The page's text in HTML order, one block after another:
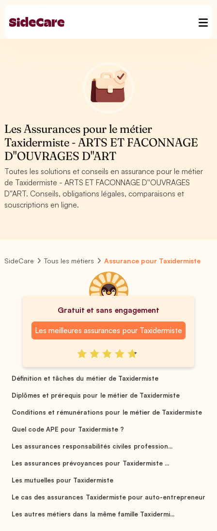
Les Assurances pour le métier
Taxidermiste - ARTS ET FACONNAGE
D''OUVRAGES D''ART
Toutes les solutions et conseils en assurance pour le métier
de Taxidermiste - ARTS ET FACONNAGE D''OUVRAGES
D''ART. Conseils, obligations légales, comparaisons et
souscriptions en ligne.
SideCare Tous les métiers Assurance pour Taxidermiste
Gratuit et sans engagement
Les meilleures assurances pour Taxidermiste
Définition et tâches du métier de Taxidermiste
Diplômes et prérequis pour le métier de Taxidermiste
Conditions et rémunérations pour le métier de Taxidermiste
Quel code APE pour Taxidermiste ?
Les assurances responsabilités civiles profession...
Les assurances prévoyances pour Taxidermiste ...
Les mutuelles pour Taxidermiste
Le cas des assurances Taxidermiste pour auto-entrepreneur
Les autres métiers dans la même famille Taxidermi...